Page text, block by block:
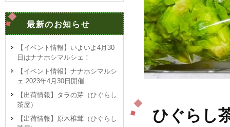
ひぐらし
最新のお知らせ
【イベント情報】いよいよ4月30
日はナナホシマルシェ！
【イベント情報】ナナホシマルシ
ェ 2023年4月30日開催
【出荷情報】タラの芽（ひぐらし
茶屋）
【出荷情報】原木椎茸（ひぐらし